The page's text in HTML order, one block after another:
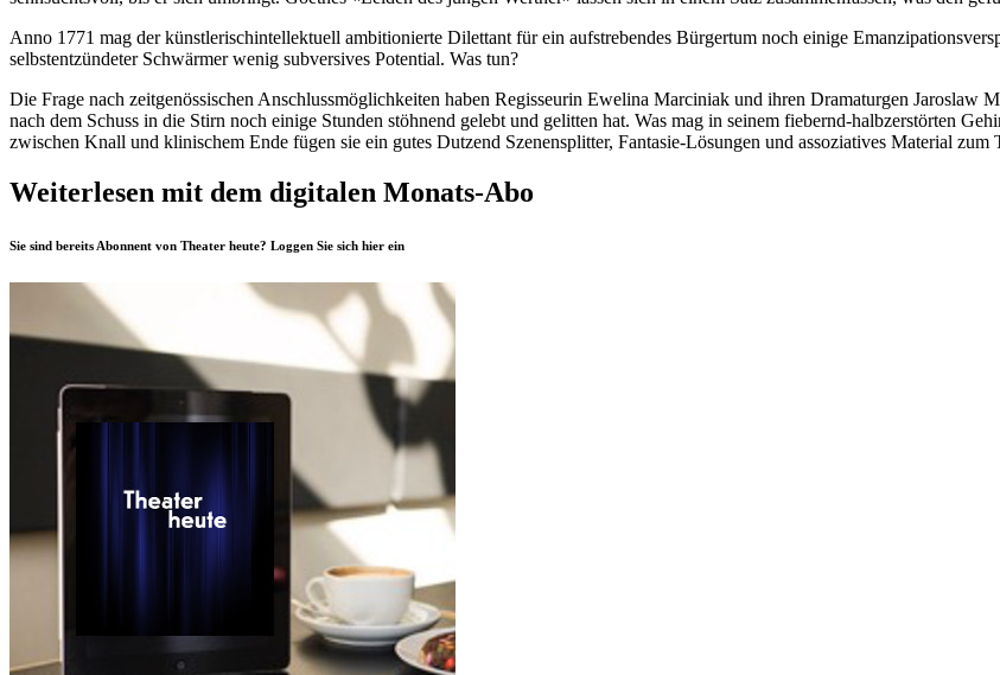
Anno 1771 mag der künstlerischintellektuell ambitionierte Dilettant für ein aufstrebendes Bürgertum noch einige
selbstentzündeter Schwärmer wenig subversives Potential. Was tun?
Die Frage nach zeitgenössischen Anschlussmöglichkeiten haben Regisseurin Ewelina Marciniak und ihren Dramaturgen Jaroslaw
nach dem Schuss in die Stirn noch einige Stunden stöhnend gelebt und gelitten hat. Was mag in seinem fiebernd-halbzerstörten
zwischen Knall und klinischem Ende fügen sie ein gutes Dutzend Szenensplitter, Fantasie-Lösungen und assoziatives Material zum
Weiterlesen mit dem digitalen Monats-Abo
Sie sind bereits Abonnent von Theater heute? Loggen Sie sich hier ein